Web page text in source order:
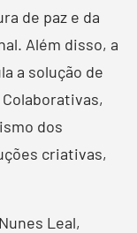
de paz e da
Além disso, a
a solução de
dos
criativas,
Leal,